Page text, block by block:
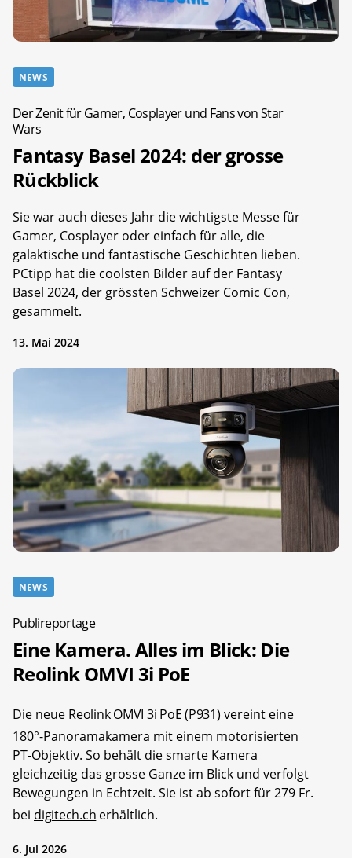
NEWS
Der Zenit für Gamer, Cosplayer und Fans von Star
Wars
Fantasy Basel 2024: der grosse
Rückblick
Sie war auch dieses Jahr die wichtigste Messe für
Gamer, Cosplayer oder einfach für alle, die
galaktische und fantastische Geschichten lieben.
PCtipp hat die coolsten Bilder auf der Fantasy
Basel 2024, der grössten Schweizer Comic Con,
gesammelt.
13. Mai 2024
NEWS
Publireportage
Eine Kamera. Alles im Blick: Die
Reolink OMVI 3i PoE
Die neue Reolink OMVI 3i PoE (P931) vereint eine
180°-Panoramakamera mit einem motorisierten
PT-Objektiv. So behält die smarte Kamera
gleichzeitig das grosse Ganze im Blick und verfolgt
Bewegungen in Echtzeit. Sie ist ab sofort für 279 Fr.
bei digitech.ch erhältlich.
6. Jul 2026